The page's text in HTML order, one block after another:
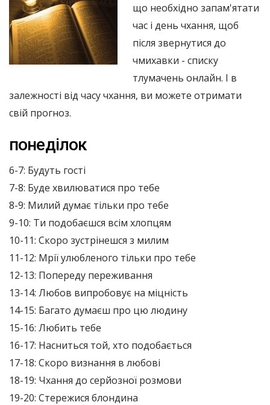
що необхідно запам'ятати
час і день чхання, щоб
після звернутися до
чмихавки - списку
тлумачень онлайн. І в
залежності від часу чхання, ви можете отримати
свій прогноз.
понеділок
6-7: Будуть гості
7-8: Буде хвилюватися про тебе
8-9: Милий думає тільки про тебе
9-10: Ти подобаєшся всім хлопцям
10-11: Скоро зустрінешся з милим
11-12: Мрії улюбленого тільки про тебе
12-13: Попереду переживання
13-14: Любов випробовує на міцність
14-15: Багато думаєш про цю людину
15-16: Любить тебе
16-17: Насниться той, хто подобається
17-18: Скоро визнання в любові
18-19: Чхання до серйозної розмови
19-20: Стережися блондина